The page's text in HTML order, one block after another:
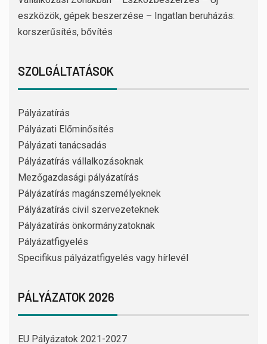
eszközök, gépek beszerzése – Ingatlan beruházás:
korszerűsítés, bővítés
SZOLGÁLTATÁSOK
Pályázatírás
Pályázati Előminősítés
Pályázati tanácsadás
Pályázatírás vállalkozásoknak
Mezőgazdasági pályázatírás
Pályázatírás magánszemélyeknek
Pályázatírás civil szervezeteknek
Pályázatírás önkormányzatoknak
Pályázatfigyelés
Specifikus pályázatfigyelés vagy hírlevél
PÁLYÁZATOK 2026
EU Pályázatok 2021-2027